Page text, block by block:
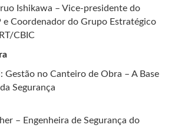
Ishikawa – Vice-presidente do
e Coordenador do Grupo Estratégico
CBIC
Gestão no Canteiro de Obra – A Base
Segurança
– Engenheira de Segurança do